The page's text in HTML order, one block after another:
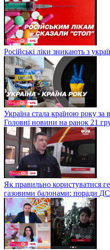
Російські ліки зникають з
Україна стала країною року
Головні новини на ранок 21
Як правильно користуватися
газовими балонами: поради